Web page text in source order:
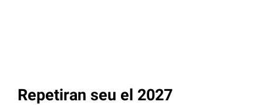
Repetiran seu el 2027